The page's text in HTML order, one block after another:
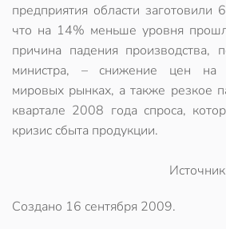
предприятия области заготовили
что на 14% меньше уровня
причина падения производства,
министра, – снижение цен на
мировых рынках, а также резкое
квартале 2008 года спроса,
кризис сбыта продукции.
Создано 16 сентября 2009.